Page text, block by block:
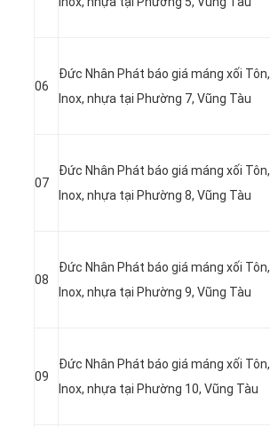
06
Đức Nhân Phát báo giá máng xối Tôn,
Inox, nhựa tại Phường 7, Vũng Tàu
07
Đức Nhân Phát báo giá máng xối Tôn,
Inox, nhựa tại Phường 8, Vũng Tàu
08
Đức Nhân Phát báo giá máng xối Tôn,
Inox, nhựa tại Phường 9, Vũng Tàu
09
Đức Nhân Phát báo giá máng xối Tôn,
Inox, nhựa tại Phường 10, Vũng Tàu